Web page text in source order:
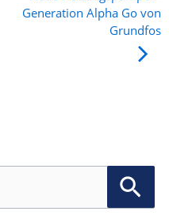
Generation Alpha Go von
Grundfos